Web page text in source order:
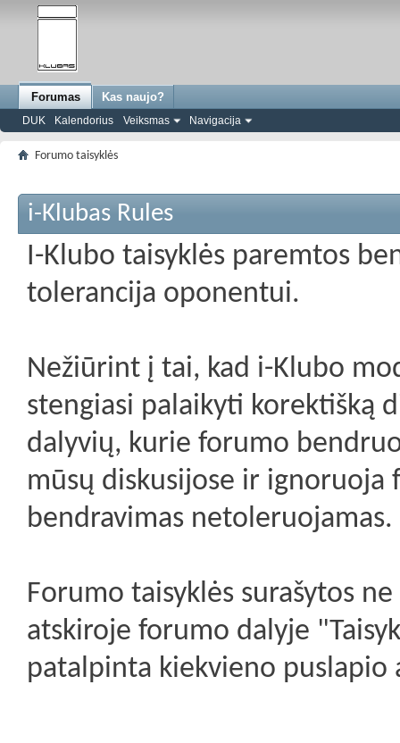
Forumas
DUK Kalendorius Veiksmas Navigacija
Kas naujo?
Forumo taisyklės
i-Klubas Rules
I-Klubo taisyklės paremtos
tolerancija oponentui.
Nežiūrint į tai, kad i-Klubo
stengiasi palaikyti korektišką
dalyvių, kurie forumo
mūsų diskusijose ir ignoruoja
bendravimas netoleruojamas.
Forumo taisyklės surašytos
atskiroje forumo dalyje
patalpinta kiekvieno puslapio